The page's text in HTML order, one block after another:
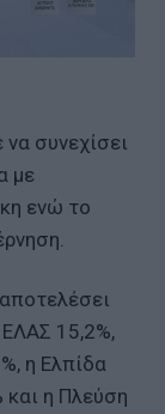
συνεχίσει
με
ενώ το
15,2%,
η Ελπίδα
και η Πλεύση